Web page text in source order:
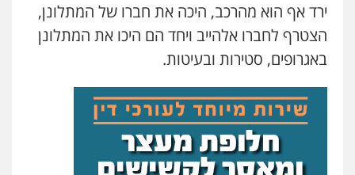
עו"ד קארין לגטיוי
פלילי פשיעה חמורה מעצרים וחקירות
0507446995
משרד עורכי דין טאי שרקי
פלילי אסירים תעבורה מרב"ד
0547556464
ירד אף הוא מהרכב, היכה את חברו של המתלונן,
הצטרף לחברו אלהייב ויחד הם היכו את המתלונן
באגרופים, סטירות ובעיטות.